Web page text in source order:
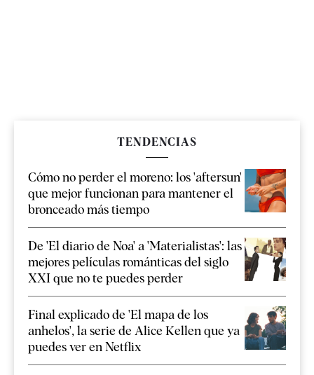
TENDENCIAS
Cómo no perder el moreno: los 'aftersun'
que mejor funcionan para mantener el
bronceado más tiempo
De 'El diario de Noa' a 'Materialistas': las
mejores películas románticas del siglo
XXI que no te puedes perder
Final explicado de 'El mapa de los
anhelos', la serie de Alice Kellen que ya
puedes ver en Netflix